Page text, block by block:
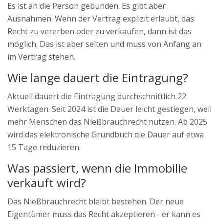
Es ist an die Person gebunden. Es gibt aber
Ausnahmen: Wenn der Vertrag explizit erlaubt, das
Recht zu vererben oder zu verkaufen, dann ist das
möglich. Das ist aber selten und muss von Anfang an
im Vertrag stehen.
Wie lange dauert die Eintragung?
Aktuell dauert die Eintragung durchschnittlich 22
Werktagen. Seit 2024 ist die Dauer leicht gestiegen, weil
mehr Menschen das Nießbrauchrecht nutzen. Ab 2025
wird das elektronische Grundbuch die Dauer auf etwa
15 Tage reduzieren.
Was passiert, wenn die Immobilie
verkauft wird?
Das Nießbrauchrecht bleibt bestehen. Der neue
Eigentümer muss das Recht akzeptieren - er kann es